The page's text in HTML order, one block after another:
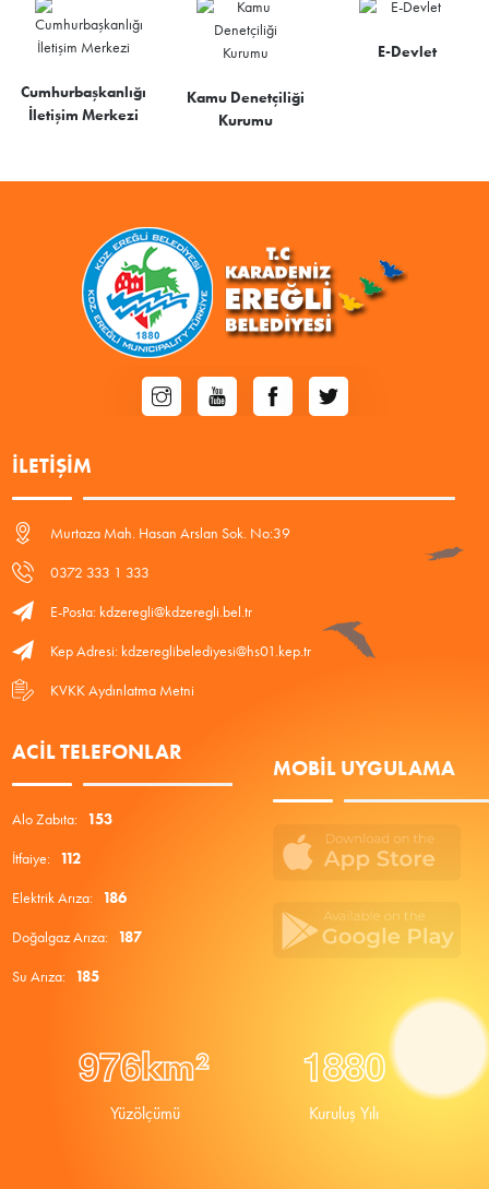
Cumhurbaşkanlığı
İletişim Merkezi
Kamu Denetçiliği
Kurumu
E-Devlet
İLETIŞIM
Murtaza Mah. Hasan Arslan Sok. No:39
0372 333 1 333
E-Posta: kdzeregli@kdzeregli.bel.tr
Kep Adresi: kdzereglibelediyesi@hs01.kep.tr
KVKK Aydınlatma Metni
ACIL TELEFONLAR
Alo Zabıta: 153
İtfaiye: 112
Elektrik Arıza: 186
Doğalgaz Arıza: 187
Su Arıza: 185
MOBIL UYGULAMA
976km²
Yüzölçümü
1880
Kuruluş Yılı